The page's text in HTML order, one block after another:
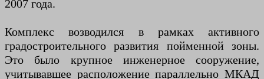
2007 года.
Комплекс возводился в рамках активного
градостроительного развития пойменной зоны.
Это было крупное инженерное сооружение,
учитывавшее расположение параллельно МКАД